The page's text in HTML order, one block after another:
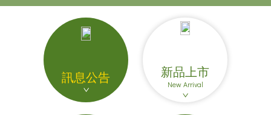
訊息公告 新品上市
New Arrival